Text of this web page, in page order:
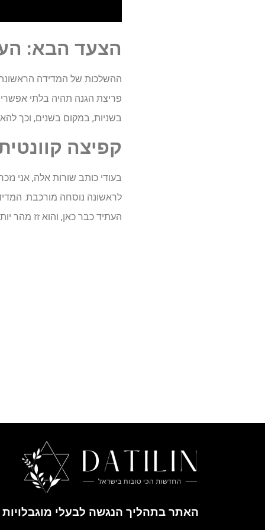
הצעד הבא:
ההשלכות של המדידה
פריצת הגנה תהיה בלתי
בשניות, במקום בשנים, וכך
קפיצה
בעודי כותב שורות אלה, אני
לראשונה נוסחה מורכבת.
העתיד כבר כאן, והוא זז מהר
האתר בתהליך הנגשה לבעלי מוגבלויות